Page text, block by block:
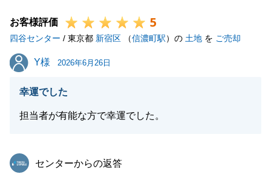
ます。
また何か不動産に関してお困り事や、周囲でお悩みの
方がいらっしゃいましたら、いつでもお気軽にお声が
けいただけますと幸いです。
今後ともよろしくお願い申し上げます。
お客様評価 5
四谷センター / 東京都 新宿区 （信濃町駅）の 土地 を ご売却
Y様
Y様 2026年6月26日
幸運でした
担当者が有能な方で幸運でした。
東急リバブル
センターからの返答